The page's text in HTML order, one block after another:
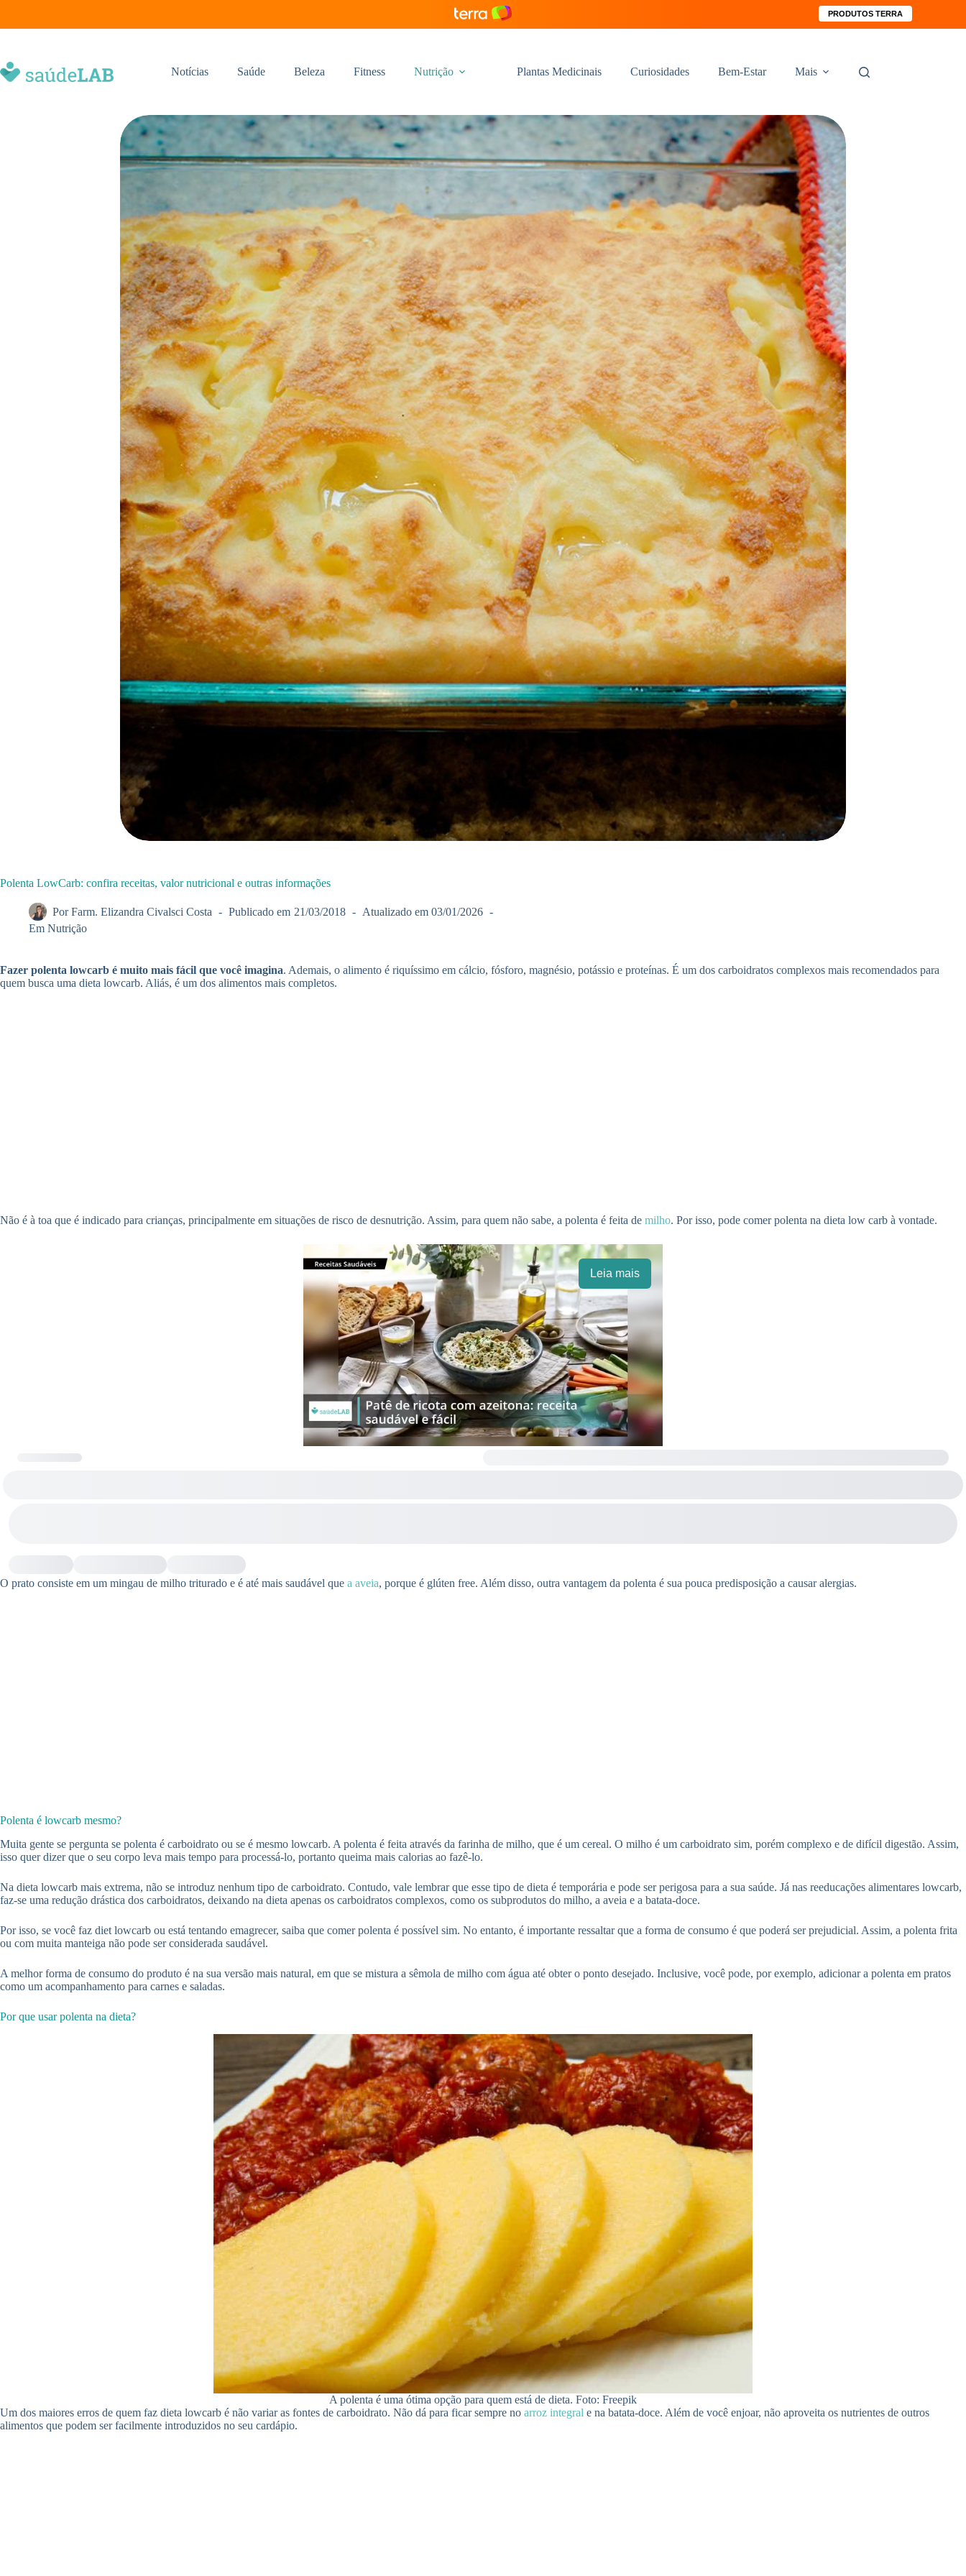
PRODUTOS TERRA
Notícias Saúde Beleza Fitness Nutrição Plantas Medicinais Curiosidades Bem-Estar Mais
Polenta LowCarb: confira receitas, valor nutricional e outras informações
Por Farm. Elizandra Civalsci Costa Publicado em 21/03/2018 Atualizado em 03/01/2026
Em Nutrição
Fazer polenta lowcarb é muito mais fácil que você imagina. Ademais, o alimento é riquíssimo em cálcio, fósforo, magnésio, potássio e proteínas. É um dos carboidratos complexos mais recomendados para
quem busca uma dieta lowcarb. Aliás, é um dos alimentos mais completos.
Não é à toa que é indicado para crianças, principalmente em situações de risco de desnutrição. Assim, para quem não sabe, a polenta é feita de milho. Por isso, pode comer polenta na dieta low carb à vontade.
Leia mais
O prato consiste em um mingau de milho triturado e é até mais saudável que a aveia, porque é glúten free. Além disso, outra vantagem da polenta é sua pouca predisposição a causar alergias.
Polenta é lowcarb mesmo?
Muita gente se pergunta se polenta é carboidrato ou se é mesmo lowcarb. A polenta é feita através da farinha de milho, que é um cereal. O milho é um carboidrato sim, porém complexo e de difícil digestão. Assim,
isso quer dizer que o seu corpo leva mais tempo para processá-lo, portanto queima mais calorias ao fazê-lo.
Na dieta lowcarb mais extrema, não se introduz nenhum tipo de carboidrato. Contudo, vale lembrar que esse tipo de dieta é temporária e pode ser perigosa para a sua saúde. Já nas reeducações alimentares lowcarb,
faz-se uma redução drástica dos carboidratos, deixando na dieta apenas os carboidratos complexos, como os subprodutos do milho, a aveia e a batata-doce.
Por isso, se você faz diet lowcarb ou está tentando emagrecer, saiba que comer polenta é possível sim. No entanto, é importante ressaltar que a forma de consumo é que poderá ser prejudicial. Assim, a polenta frita
ou com muita manteiga não pode ser considerada saudável.
A melhor forma de consumo do produto é na sua versão mais natural, em que se mistura a sêmola de milho com água até obter o ponto desejado. Inclusive, você pode, por exemplo, adicionar a polenta em pratos
como um acompanhamento para carnes e saladas.
Por que usar polenta na dieta?
A polenta é uma ótima opção para quem está de dieta. Foto: Freepik
Um dos maiores erros de quem faz dieta lowcarb é não variar as fontes de carboidrato. Não dá para ficar sempre no arroz integral e na batata-doce. Além de você enjoar, não aproveita os nutrientes de outros
alimentos que podem ser facilmente introduzidos no seu cardápio.